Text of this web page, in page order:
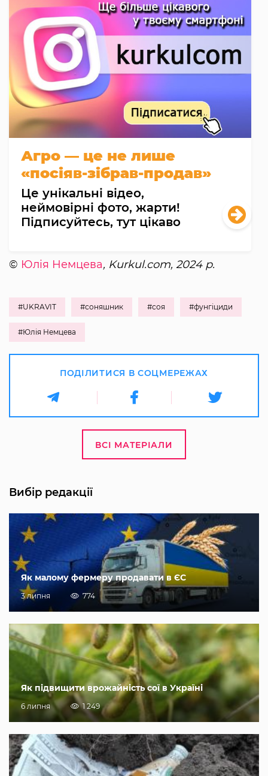
Агро — це не лише
«посіяв-зібрав-продав»
Це унікальні відео,
неймовірні фото, жарти!
Підписуйтесь, тут цікаво
© Юлія Немцева, Kurkul.com, 2024 р.
#UKRAVIT #соняшник #соя #фунгіциди
#Юлія Немцева
ПОДІЛИТИСЯ В СОЦМЕРЕЖАХ
ВСІ МАТЕРІАЛИ
Вибір редакції
Як малому фермеру продавати в ЄС
3 липня 774
Як підвищити врожайність сої в Україні
6 липня 1 249